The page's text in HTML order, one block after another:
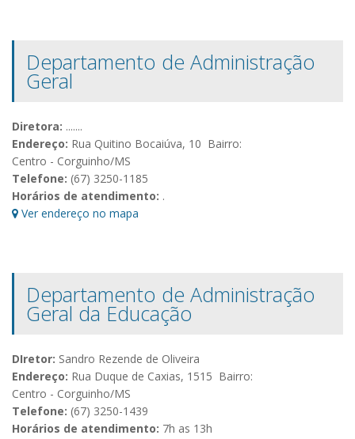
Departamento de Administração
Geral
Diretora: .......
Endereço: Rua Quitino Bocaiúva, 10 Bairro:
Centro - Corguinho/MS
Telefone: (67) 3250-1185
Horários de atendimento: .
Ver endereço no mapa
Departamento de Administração
Geral da Educação
DIretor: Sandro Rezende de Oliveira
Endereço: Rua Duque de Caxias, 1515 Bairro:
Centro - Corguinho/MS
Telefone: (67) 3250-1439
Horários de atendimento: 7h as 13h